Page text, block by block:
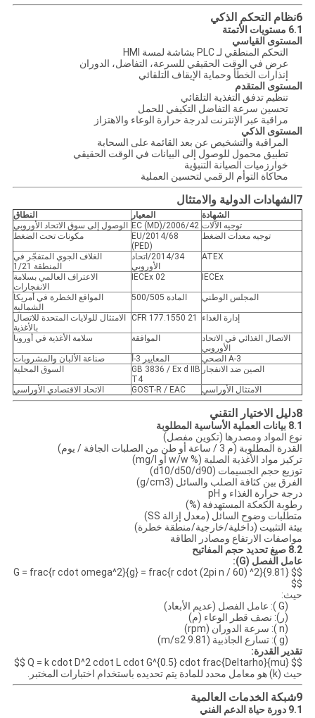
6نظام التحكم الذكي
6.1 مستويات الأتمتة
المستوى القياسي
التحكم المنطقي لـ PLC بشاشة لمسة HMI
عرض في الوقت الحقيقي للسرعة، التفاضل، الدوران
إنذارات الخطأ وحماية الإيقاف التلقائي
المستوى المتقدم
تنظيم تدفق التغذية التلقائي
تحسين سرعة التفاضل التكيفي للحمل
مراقبة عبر الإنترنت لدرجة حرارة الوعاء والاهتزاز
المستوى الذكي
المراقبة والتشخيص عن بعد القائمة على السحابة
تطبيق محمول للوصول إلى البيانات في الوقت الحقيقي
خوارزميات الصيانة التنبؤية
محاكاة التوأم الرقمي لتحسين العملية
7الشهادات الدولية والامتثال
الشهادة المعيار
النطاق
توجيه الآلات 2006/42/EC (MD)
الوصول إلى سوق الاتحاد الأوروبي
توجيه معدات الضغط
2014/68/EU
(PED)
مكونات تحت الضغط
ATEX
2014/34/اتحاد
الأوروبي
الغلاف الجوي المتفجّر في
المنطقة 1/21
IECEx
IECEx 02
الاعتراف العالمي بسلامة
الانفجارات
المجلس الوطني
المادة 500/505
المواقع الخطرة في أمريكا
الشمالية
إدارة الغذاء
21 CFR 177.1550
الامتثال للولايات المتحدة للاتصال
بالأغذية
الاتصال الغذائي في الاتحاد
الأوروبي
الموافقة سلامة الأغذية في أوروبا
3-A الصحي المعايير 3-أ
صناعة الألبان والمشروبات
الصين ضد الانفجار GB 3836 / Ex d IIB
T4
السوق المحلية
الامتثال الأوراسي GOST-R / EAC الاتحاد الاقتصادي الأوراسي
8دليل الاختيار التقني
8.1 بيانات العملية الأساسية المطلوبة
نوع المواد ومصدرها (تكوين مفصل)
القدرة المطلوبة (م 3 / ساعة أو طن من الصلبات الجافة / يوم)
تركيز مواد الأغذية الصلبة (% w/w أو mg/l)
توزيع حجم الجسيمات (d10/d50/d90)
الفرق بين كثافة الصلب والسائل (g/cm3)
درجة حرارة الغذاء و pH
رطوبة الكعكة المستهدفة (%)
متطلبات وضوح السائل (معدل إزالة SS)
بيئة التثبيت (داخلية/خارجية/منطقة خطرة)
مواصفات الارتفاع ومصادر الطاقة
8.2 صيغ تحديد حجم المفاتيح
عامل الفصل (G):
$$ G = frac{r cdot omega^2}{g} = frac{r cdot (2pi n / 60) ^2}{9.81}
$$
حيث:
(G ): عامل الفصل (عديم الأبعاد)
(ر): نصف قطر الوعاء (م)
(n ): سرعة الدوران (rpm)
(g ): تسارع الجاذبية (9.81 m/s2)
تقدير القدرة:
$$ Q = k cdot D^2 cdot L cdot G^{0.5} cdot frac{Deltarho}{mu} $$
حيث (k) هو معامل محدد للمادة يتم تحديده باستخدام اختبارات المختبر.
9شبكة الخدمات العالمية
9.1 دورة حياة الدعم الفني